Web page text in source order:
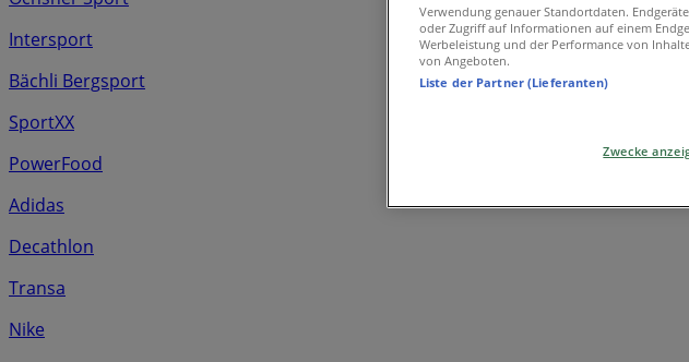
Intersport
Bächli Bergsport
SportXX
PowerFood
Adidas
Decathlon
Transa
Nike
Verwendung genauer Standortdaten.
oder Zugriff auf Informationen auf einem
Werbeleistung und der Performance von
von Angeboten.
Liste der Partner (Lieferanten)
Zwecke